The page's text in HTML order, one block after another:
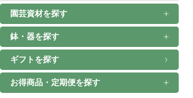
園芸資材を探す
鉢・器を探す
ギフトを探す
お得商品・定期便を探す